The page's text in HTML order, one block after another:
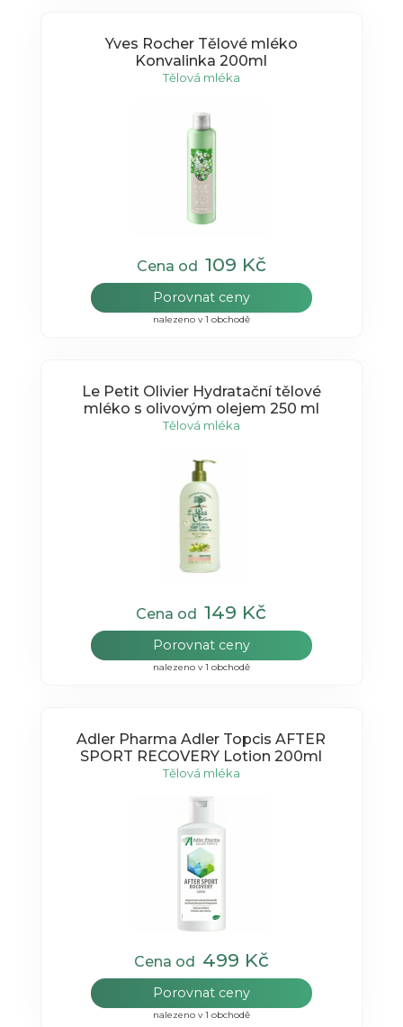
Yves Rocher Tělové mléko
Konvalinka 200ml
Tělová mléka
Cena od 109 Kč
Porovnat ceny
nalezeno v 1 obchodě
Le Petit Olivier Hydratační tělové
mléko s olivovým olejem 250 ml
Tělová mléka
Cena od 149 Kč
Porovnat ceny
nalezeno v 1 obchodě
Adler Pharma Adler Topcis AFTER
SPORT RECOVERY Lotion 200ml
Tělová mléka
Cena od 499 Kč
Porovnat ceny
nalezeno v 1 obchodě